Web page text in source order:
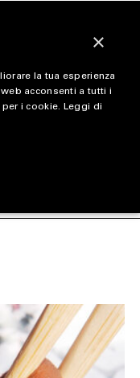
×
la tua esperienza
acconsenti a tutti i
i cookie. Leggi di